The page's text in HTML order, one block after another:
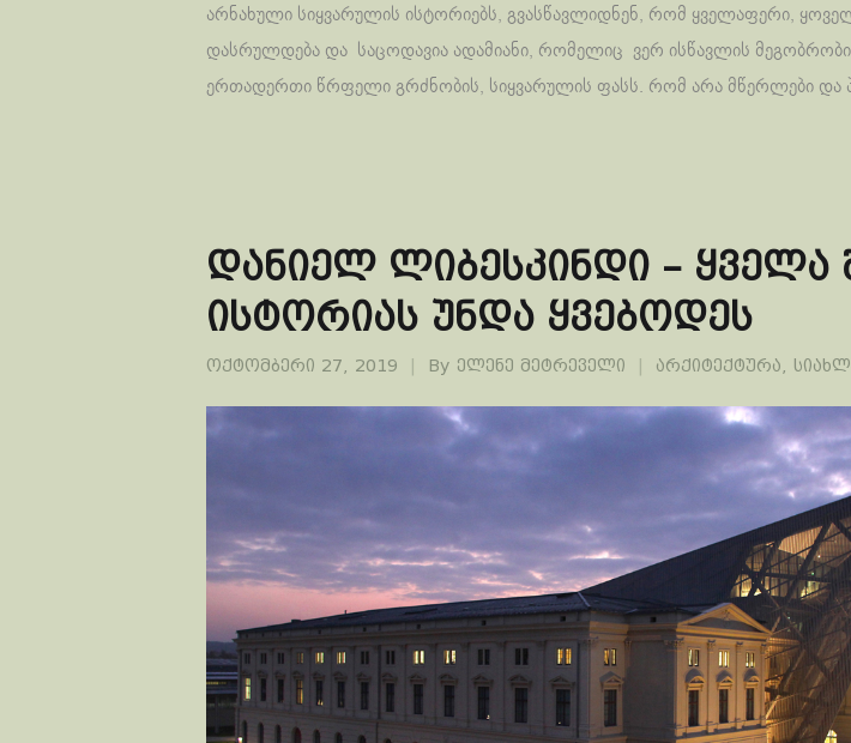
არნახული სიყვარულის ისტორიებს, გვასწავლიდნენ, რომ ყველაფერი,
დასრულდება და საცოდავია ადამიანი, რომელიც ვერ ისწავლის
ერთადერთი წრფელი გრძნობის, სიყვარულის ფასს. რომ არა მწერლები და
დანიელ ლიბესკინდი – ყველა
ისტორიას უნდა ყვებოდეს
ოქტომბერი 27, 2019 By ელენე მეტრეველი არქიტექტურა